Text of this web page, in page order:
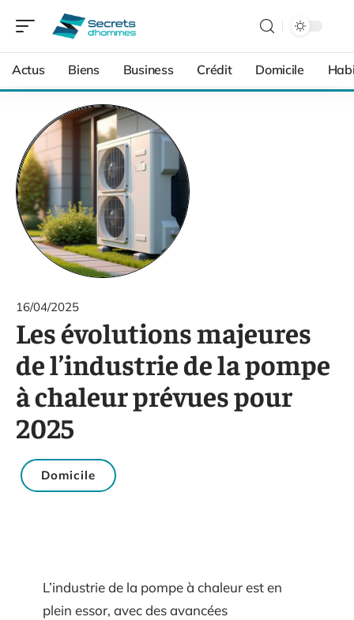
Actus Biens Business Crédit Domicile
16/04/2025
Les évolutions majeures
de l’industrie de la pompe
à chaleur prévues pour
2025
Domicile
L’industrie de la pompe à chaleur est en
plein essor, avec des avancées